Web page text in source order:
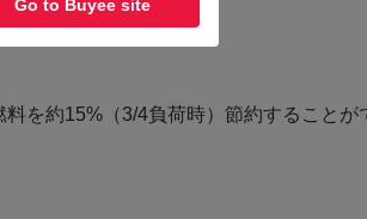
Go to Buyee site